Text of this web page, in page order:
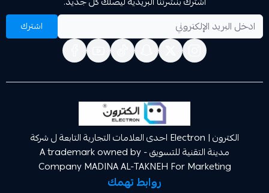
الكترون | Electron احدى العلامات التجارية التابعة ل شركة
مدينة التقنية للتسويق A trademark owned by -
Company MADINA AL-TAKNEH For
روابط تهمك